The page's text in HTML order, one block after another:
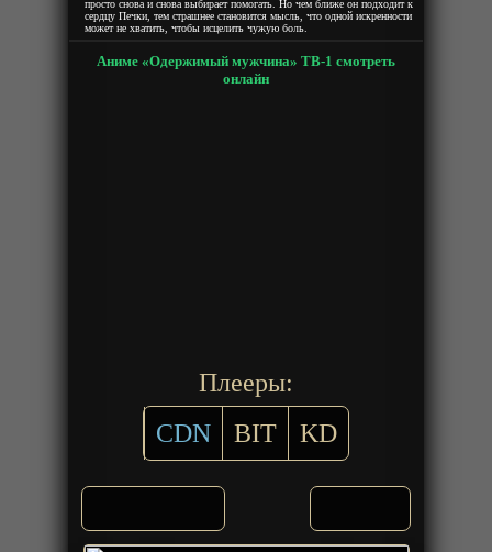
просто снова и снова выбирает помогать. Но чем ближе он подходит к
сердцу Печки, тем страшнее становится мысль, что одной искренности
может не хватить, чтобы исцелить чужую боль.
Аниме «Одержимый мужчина» ТВ-1 смотреть
онлайн
Плееры:
CDN
BIT KD